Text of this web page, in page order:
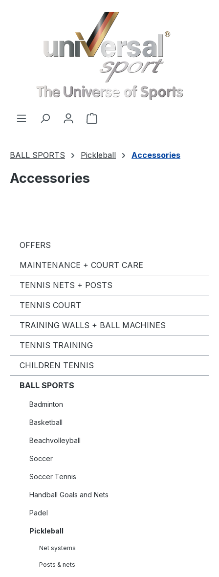
Shopping cart contains 0
BALL SPORTS Pickleball Accessories
Accessories
OFFERS
MAINTENANCE + COURT CARE
TENNIS NETS + POSTS
TENNIS COURT
TRAINING WALLS + BALL MACHINES
TENNIS TRAINING
CHILDREN TENNIS
BALL SPORTS
Badminton
Basketball
Beachvolleyball
Soccer
Soccer Tennis
Handball Goals and Nets
Padel
Pickleball
Net systems
Posts & nets